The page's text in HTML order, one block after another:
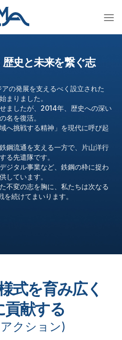
史と未来を繋ぐ志
の発展を支えるべく設立された
まりました。
ましたが、2014年、歴史への深い
名を復活。
へ挑戦する精神」を現代に呼び起
鋼流通を支える一方で、片山洋行
る先遣隊です。
ジタル事業など、鉄鋼の枠に捉わ
しています。
不変の志を胸に、私たちは次なる
続けてまいります。
式を育み広く
貢献する
クション)